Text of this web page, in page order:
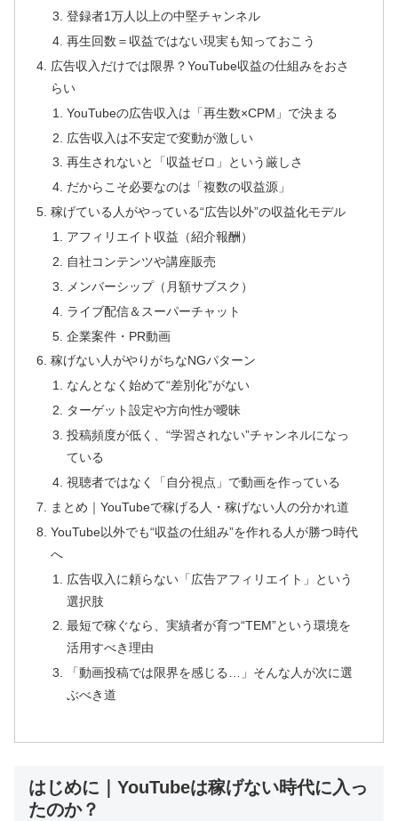
登録者1万人以上の中堅チャンネル
再生回数＝収益ではない現実も知っておこう
広告収入だけでは限界？YouTube収益の仕組みをおさ
らい
YouTubeの広告収入は「再生数×CPM」で決まる
広告収入は不安定で変動が激しい
再生されないと「収益ゼロ」という厳しさ
だからこそ必要なのは「複数の収益源」
稼げている人がやっている“広告以外”の収益化モデル
アフィリエイト収益（紹介報酬）
自社コンテンツや講座販売
メンバーシップ（月額サブスク）
ライブ配信＆スーパーチャット
企業案件・PR動画
稼げない人がやりがちなNGパターン
なんとなく始めて“差別化”がない
ターゲット設定や方向性が曖昧
投稿頻度が低く、“学習されない”チャンネルになっ
ている
視聴者ではなく「自分視点」で動画を作っている
まとめ｜YouTubeで稼げる人・稼げない人の分かれ道
YouTube以外でも“収益の仕組み”を作れる人が勝つ時代
へ
広告収入に頼らない「広告アフィリエイト」という
選択肢
最短で稼ぐなら、実績者が育つ“TEM”という環境を
活用すべき理由
「動画投稿では限界を感じる…」そんな人が次に選
ぶべき道
はじめに｜YouTubeは稼げない時代に入っ
たのか？